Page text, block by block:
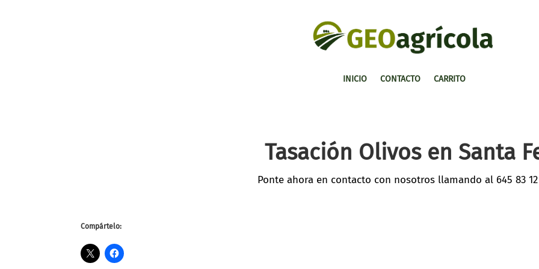
INICIO CONTACTO CARRITO
Tasación Olivos en Santa
Ponte ahora en contacto con nosotros llamando al 645 83
Compártelo: